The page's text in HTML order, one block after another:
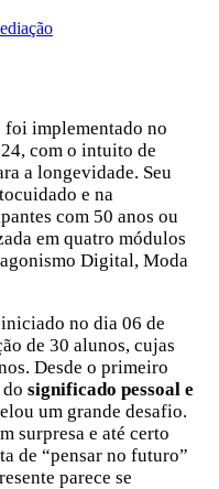
foi implementado no
com o intuito de
a longevidade. Seu
e na
com 50 anos ou
em quatro módulos
Digital, Moda
no dia 06 de
de 30 alunos, cujas
Desde o primeiro
significado pessoal e
um grande desafio.
surpresa e até certo
de “pensar no futuro”
parece se